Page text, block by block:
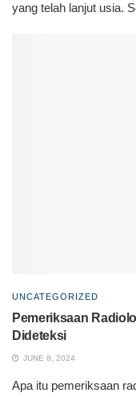
yang telah lanjut usia.
UNCATEGORIZED
Pemeriksaan
Dideteksi
JUNE 8, 2024
Apa itu pemeriksaan